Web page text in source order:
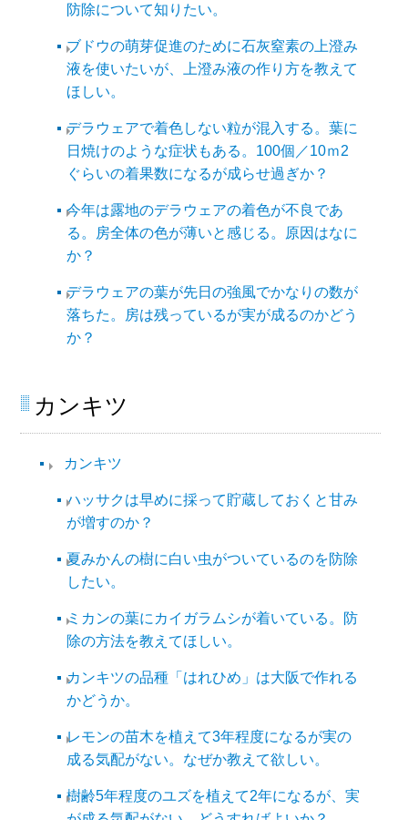
防除について知りたい。
ブドウの萌芽促進のために石灰窒素の上澄み
液を使いたいが、上澄み液の作り方を教えて
ほしい。
デラウェアで着色しない粒が混入する。葉に
日焼けのような症状もある。100個／10ｍ2
ぐらいの着果数になるが成らせ過ぎか？
今年は露地のデラウェアの着色が不良であ
る。房全体の色が薄いと感じる。原因はなに
か？
デラウェアの葉が先日の強風でかなりの数が
落ちた。房は残っているが実が成るのかどう
か？
カンキツ
カンキツ
ハッサクは早めに採って貯蔵しておくと甘み
が増すのか？
夏みかんの樹に白い虫がついているのを防除
したい。
ミカンの葉にカイガラムシが着いている。防
除の方法を教えてほしい。
カンキツの品種「はれひめ」は大阪で作れる
かどうか。
レモンの苗木を植えて3年程度になるが実の
成る気配がない。なぜか教えて欲しい。
樹齢5年程度のユズを植えて2年になるが、実